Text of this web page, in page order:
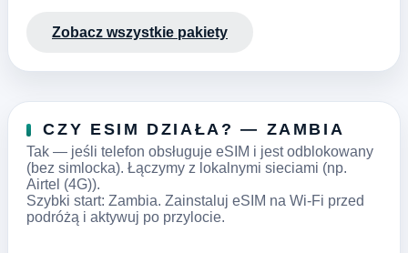
Zobacz wszystkie pakiety
CZY ESIM DZIAŁA? — ZAMBIA
Tak — jeśli telefon obsługuje eSIM i jest odblokowany
(bez simlocka). Łączymy z lokalnymi sieciami (np.
Airtel (4G)).
Szybki start: Zambia. Zainstaluj eSIM na Wi‑Fi przed
podróżą i aktywuj po przylocie.